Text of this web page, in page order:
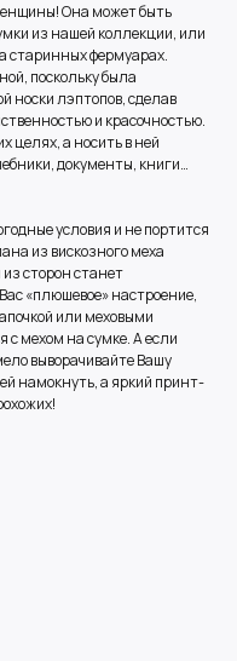
Она может быть
из нашей коллекции, или
старинных фермуарах.
поскольку была
носки лэптопов, сделав
и красочностью.
целях, а носить в ней
документы, книги…
условия и не портится
из вискозного меха
сторон станет
«плюшевое» настроение,
или меховыми
с мехом на сумке. А если
выворачивайте Вашу
намокнуть, а яркий принт-